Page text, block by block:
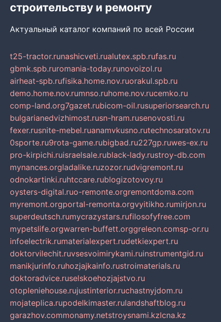
строительству и ремонту
Актуальный каталог компаний по всей России
t25-tractor.runashicveti.rualutex.spb.rufas.ru
gbmk.spb.ruromania-today.runovoizol.ru
airheat-spb.rufisika.home.nov.ruorakul.spb.ru
demo.home.nov.rumnso.ruhome.nov.rucemko.ru
comp-land.org7gazet.rubicom-oil.rusuperiorsearch.ru
bulgarianedvizhimost.rusn-hram.rusenovosti.ru
fexer.rusnite-mebel.ruanamvkusno.rutechnosaratov.ru
0sporte.ru9rota-game.rubigbad.ru227gp.ruwes-ex.ru
pro-kirpichi.ruisraelsale.rublack-lady.rustroy-db.com
mynances.orgladalike.ruzozor.rudvigremont.ru
odnokartinki.ruhtccare.rublogizotovoy.ru
oysters-digital.ruo-remonte.orgremontdoma.com
myremont.orgportal-remonta.orgvyitikho.rumirjon.ru
superdeutsch.rumycrazystars.rufilosofyfree.com
mypetslife.orgwarren-buffett.orggreleon.comsp-or.ru
infoelectrik.rumaterialexpert.rudetkiexpert.ru
doktorvilechit.ruvsesvoimirykami.ruinstrumentgid.ru
manikjurinfo.ruhozjajkainfo.rustroimaterials.ru
doktoradvice.ruselskoehozjajstvo.ru
otopleniehouse.rujustinterior.ruchastnyjdom.ru
mojateplica.rupodelkimaster.rulandshaftblog.ru
garazhov.commonamy.netstroysnami.kzlcna.kz